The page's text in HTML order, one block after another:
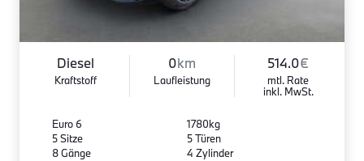
Diesel
Kraftstoff
0km
Laufleistung
514.0€
mtl. Rate
inkl. MwSt.
Euro 6
5 Sitze
8 Gänge
1780kg
5 Türen
4 Zylinder